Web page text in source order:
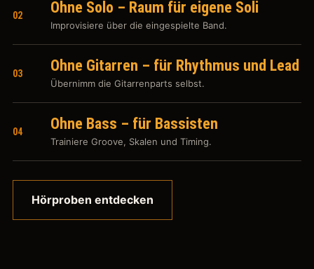
02 Ohne Solo – Raum für eigene Soli
Improvisiere über die eingespielte Band.
03 Ohne Gitarren – für Rhythmus und Lead
Übernimm die Gitarrenparts selbst.
04 Ohne Bass – für Bassisten
Trainiere Groove, Skalen und Timing.
Hörproben entdecken